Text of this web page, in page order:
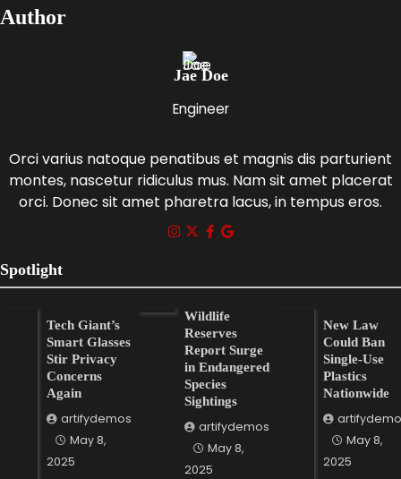
Author
Jae Doe
Engineer
Orci varius natoque penatibus et magnis dis parturient
montes, nascetur ridiculus mus. Nam sit amet placerat
orci. Donec sit amet pharetra lacus, in tempus eros.
Spotlight
Tech Giant’s
Smart Glasses
Stir Privacy
Concerns
Again
artifydemos
May 8,
2025
Wildlife
Reserves
Report Surge
in Endangered
Species
Sightings
artifydemos
May 8,
2025
New Law
Could Ban
Single-Use
Plastics
Nationwide
May 8,
2025